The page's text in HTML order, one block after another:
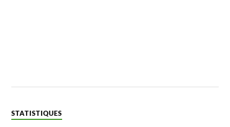
STATISTIQUES